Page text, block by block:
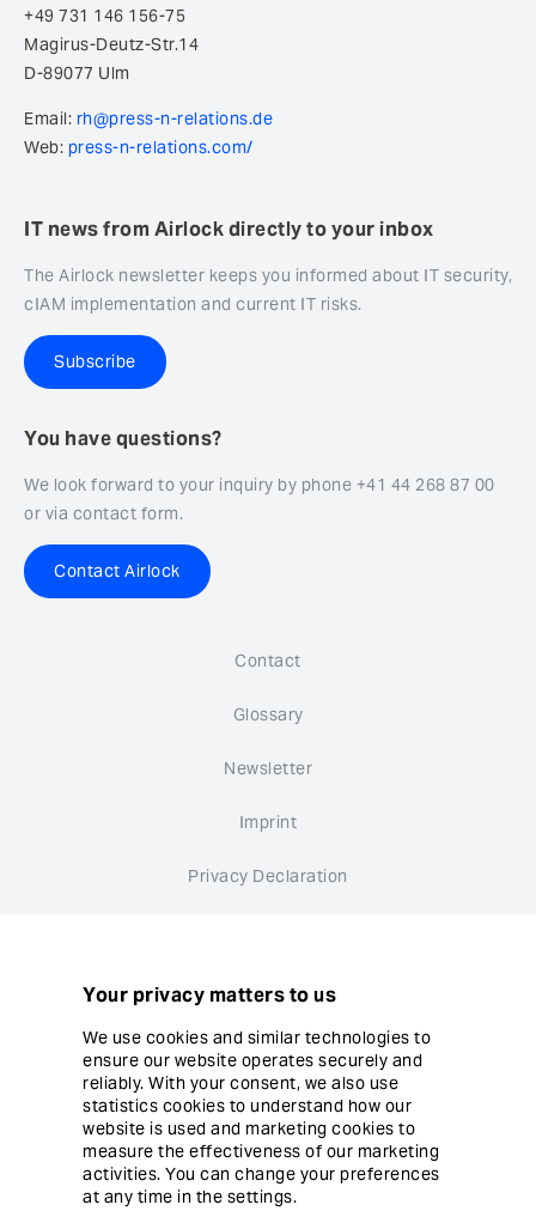
+49 731 146 156-75
Magirus-Deutz-Str.14
D-89077 Ulm
Email: rh@press-n-relations.de
Web: press-n-relations.com/
IT news from Airlock directly to your inbox
The Airlock newsletter keeps you informed about IT security,
cIAM implementation and current IT risks.
Subscribe
You have questions?
We look forward to your inquiry by phone +41 44 268 87 00
or via contact form.
Contact Airlock
Contact
Glossary
Newsletter
Imprint
Privacy Declaration
Cookie settings
© Copyright Ergon Informatik AG
Your privacy matters to us
We use cookies and similar technologies to
ensure our website operates securely and
reliably. With your consent, we also use
statistics cookies to understand how our
website is used and marketing cookies to
measure the effectiveness of our marketing
activities. You can change your preferences
at any time in the settings.